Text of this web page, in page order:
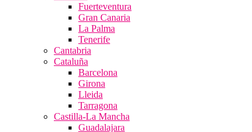
Fuerteventura
Gran Canaria
La Palma
Tenerife
Cantabria
Cataluña
Barcelona
Girona
Lleida
Tarragona
Castilla-La Mancha
Guadalajara